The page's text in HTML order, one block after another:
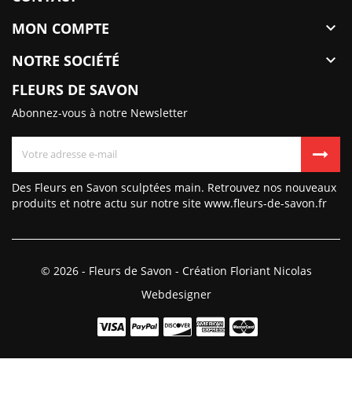
MON COMPTE

NOTRE SOCIÉTÉ

FLEURS DE SAVON
Abonnez-vous à notre Newsletter
Des Fleurs en Savon sculptées main. Retrouvez nos nouveaux
produits et notre actu sur notre site www.fleurs-de-savon.fr
© 2026 - Fleurs de Savon - Création Floriant Nicolas
Webdesigner